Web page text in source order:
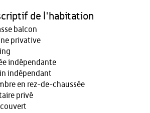
de l'habitation
balcon
privative
indépendante
indépendant
en rez-de-chaussée
privé